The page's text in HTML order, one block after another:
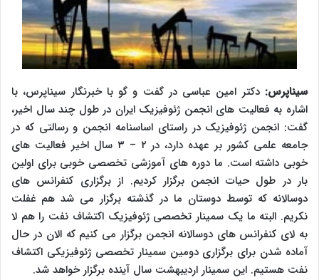
سیناپرس:دکتر امین عباسی در گفت و گو با خبرنگار سیناپرس، با
اشاره به فعالیت های انجمن ژئوفیزیک ایران در طول چند سال اخیر،
گفت: انجمن ژئوفیزیک در راستای اساسنامه انجمن و رسالتی که در
جامعه علمی کشور بر عهده دارد، در ۲ – ۳ سال اخیر فعالیت های
خوبی داشته است. ما دوره های آموزشی تخصصی خوبی برای اولین
بار در طول حیات انجمن برگزار کردیم. از برگزاری کنفرانس های
دوسالانه که توسط دوستان ما در گذشته برگزار می شد هم غفلت
نکریم. البته ما یک سمینار تخصصی ژئوفیزیک اکتشاف نفت را هم لا
به لای کنفرانس های دوسالانه انجمن برگزار می کنیم که الان در حال
آماده شدن برای برگزاری دومین سمینار تخصصی ژئوفیزیکی اکتشاف
نفت هستیم. این سمینار اردیبهشت سال آینده برگزار خواهد شد.